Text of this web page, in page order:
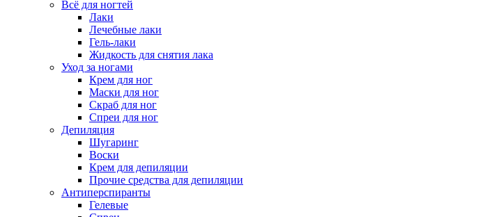
Всё для ногтей
Лаки
Лечебные лаки
Гель-лаки
Жидкость для снятия лака
Уход за ногами
Крем для ног
Маски для ног
Скраб для ног
Спреи для ног
Депиляция
Шугаринг
Воски
Крем для депиляции
Прочие средства для депиляции
Антиперспиранты
Гелевые